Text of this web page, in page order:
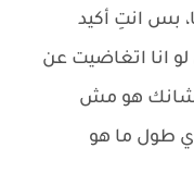
بس انتِ أكيد
انا اتغاضيت عن
عشانك هو مش
طول ما هو